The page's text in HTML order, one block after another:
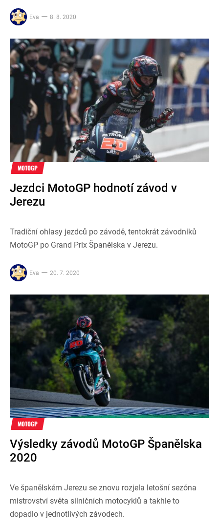
Eva 8. 8. 2020
MOTOGP
Jezdci MotoGP hodnotí závod v
Jerezu
Tradiční ohlasy jezdců po závodě, tentokrát závodníků
MotoGP po Grand Prix Španělska v Jerezu.
Eva 20. 7. 2020
MOTOGP
Výsledky závodů MotoGP Španělska
2020
Ve španělském Jerezu se znovu rozjela letošní sezóna
mistrovství světa silničních motocyklů a takhle to
dopadlo v jednotlivých závodech.